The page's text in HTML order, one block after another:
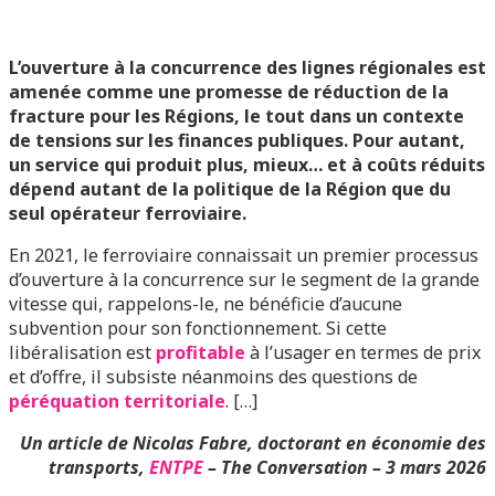
INTENTIONS
L’ouverture à la concurrence des lignes régionales est
amenée comme une promesse de réduction de la
fracture pour les Régions, le tout dans un contexte
de tensions sur les finances publiques. Pour autant,
un service qui produit plus, mieux… et à coûts réduits
dépend autant de la politique de la Région que du
seul opérateur ferroviaire.
En 2021, le ferroviaire connaissait un premier processus
d’ouverture à la concurrence sur le segment de la grande
vitesse qui, rappelons-le, ne bénéficie d’aucune
subvention pour son fonctionnement. Si cette
libéralisation est profitable à l’usager en termes de prix
et d’offre, il subsiste néanmoins des questions de
péréquation territoriale. […]
Un article deNicolas Fabre, doctorant en économie des
transports, ENTPE– The Conversation – 3 mars 2026